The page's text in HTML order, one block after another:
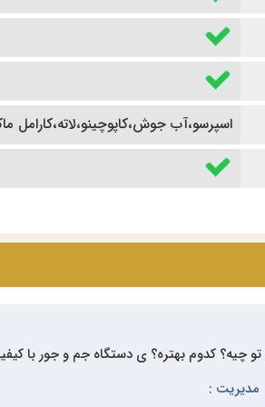
اسپرسو،آب جوش،کاپوچینو،لاته،کارامل
مدیریت :